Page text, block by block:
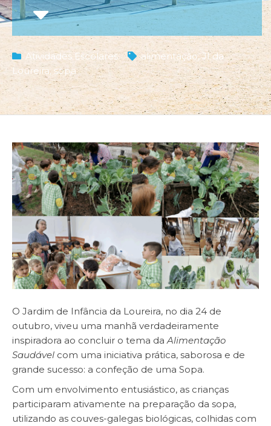
Atividades Escolares alimentação,JI da
Loureira, sopa
O Jardim de Infância da Loureira, no dia 24 de
outubro, viveu uma manhã verdadeiramente
inspiradora ao concluir o tema da Alimentação
Saudável com uma iniciativa prática, saborosa e de
grande sucesso: a confeção de uma Sopa.
Com um envolvimento entusiástico, as crianças
participaram ativamente na preparação da sopa,
utilizando as couves-galegas biológicas, colhidas com